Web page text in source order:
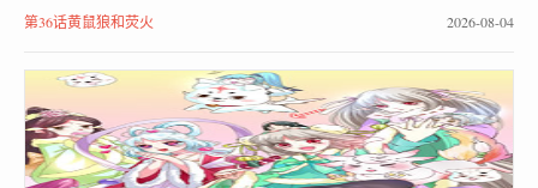
好看！
第36话黄鼠狼和荧火 2026-08-04